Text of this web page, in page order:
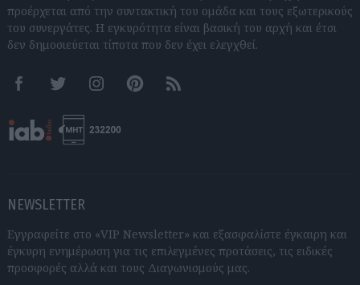
προέρχεται από την συντακτική του ομάδα και τους εξωτερικούς
του συνεργάτες. Η εγκυρότητα είναι βασική του αρχή και έτσι
δεν δημοσιεύεται τίποτα που δεν έχει ελεγχθεί.
FacebookTwitter InstagramPinterestRSS feeds
NEWSLETTER
Εγγραφείτε στο «VIP Newsletter» και εξασφαλίστε έγκαιρη και
έγκυρη ενημέρωση για τις επιλεγμένες προτάσεις, τις ειδικές
προσφορές αλλά και τους Διαγωνισμούς μας.